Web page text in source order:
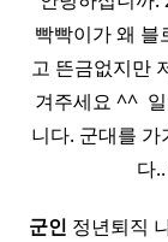
빡빡이가 왜 블
고 뜬금없지만
겨주세요 ^^
니다. 군대를
다
군인 정년퇴직